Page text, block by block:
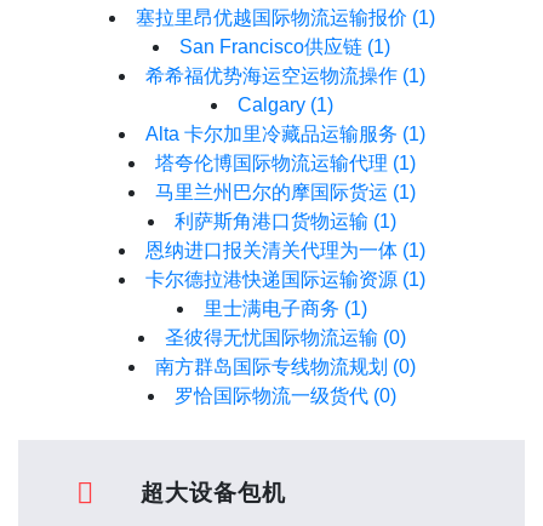
塞拉里昂优越国际物流运输报价 (1)
San Francisco供应链 (1)
希希福优势海运空运物流操作 (1)
Calgary (1)
Alta 卡尔加里冷藏品运输服务 (1)
塔夸伦博国际物流运输代理 (1)
马里兰州巴尔的摩国际货运 (1)
利萨斯角港口货物运输 (1)
恩纳进口报关清关代理为一体 (1)
卡尔德拉港快递国际运输资源 (1)
里士满电子商务 (1)
圣彼得无忧国际物流运输 (0)
南方群岛国际专线物流规划 (0)
罗恰国际物流一级货代 (0)
超大设备包机